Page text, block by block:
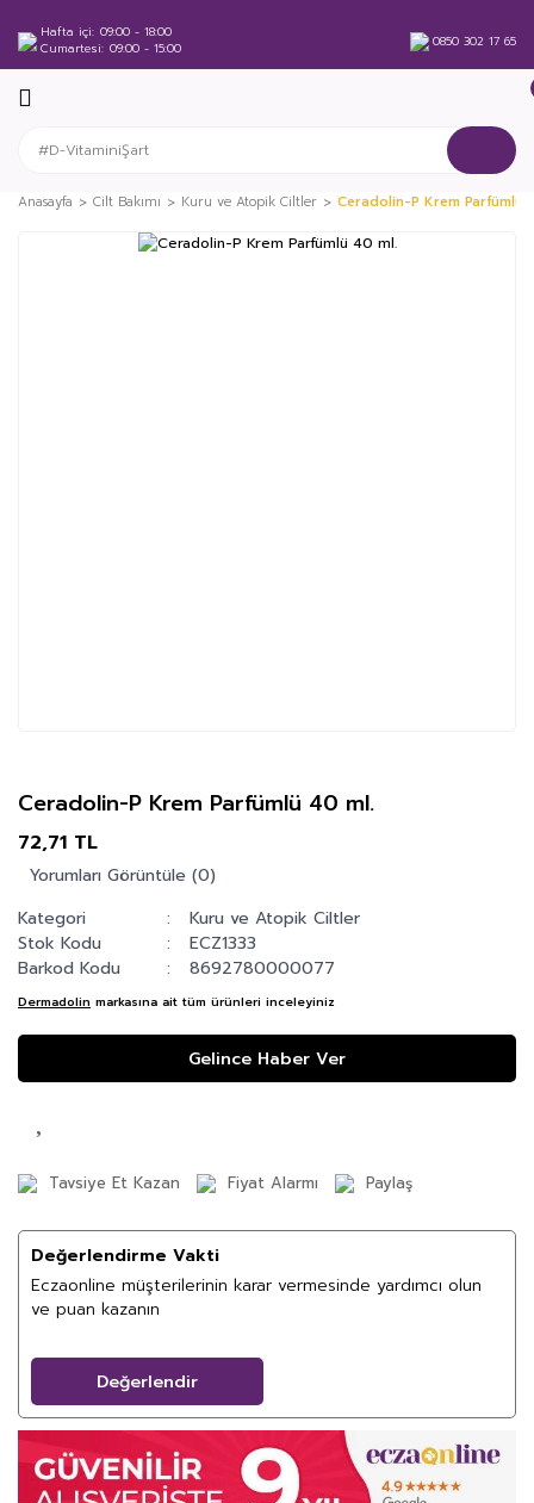
Hafta içi 09:00 - 18:00
Cumartesi 09:00 - 15:00 0850 302 17 65
Anasayfa Cilt Bakımı Kuru ve Atopik Ciltler Ceradolin-P Krem Parfümlü
Ceradolin-P Krem Parfümlü 40 ml.
72,71 TL
Yorumları Görüntüle (0)
Kategori
Kuru ve Atopik Ciltler
Stok Kodu
ECZ1333
Barkod Kodu
8692780000077
Dermadolin markasına ait tüm ürünleri inceleyiniz
Gelince Haber Ver
Tavsiye Et Kazan Fiyat Alarmı Paylaş
Değerlendirme Vakti
Eczaonline müşterilerinin karar vermesinde yardımcı olun
ve puan kazanın
Değerlendir